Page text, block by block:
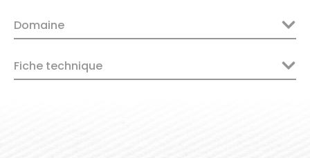
Domaine
Fiche technique